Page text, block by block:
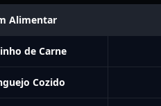
Alimentar
de Carne
Cozido